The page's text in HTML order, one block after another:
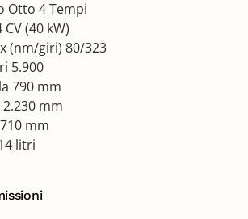
Otto 4 Tempi
(40 kW)
(nm/giri) 80/323
5.900
790 mm
mm
mm
litri